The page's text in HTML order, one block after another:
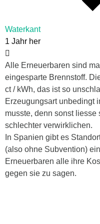
Waterkant
1 Jahr her
Alle Erneuerbaren sind
eingesparte Brennstoff.
ct / kWh, das ist so
Erzeugungsart unbedingt
musste, denn sonst
schlechter verwirklichen.
In Spanien gibt es
(also ohne Subvention)
Erneuerbaren alle ihre
gegen sie zu sagen.